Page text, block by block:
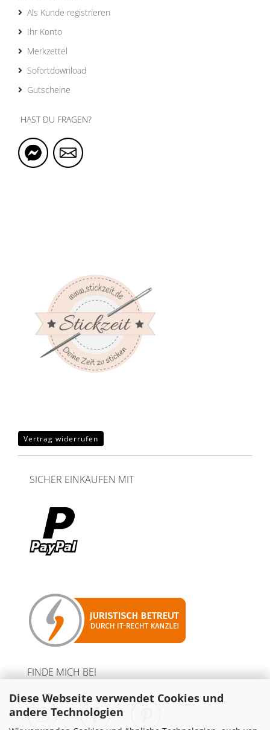
Diese Webseite verwendet Cookies und
andere Technologien
Als Kunde registrieren
Ihr Konto
Merkzettel
Sofortdownload
Gutscheine
HAST DU FRAGEN?
Vertrag widerrufen
SICHER EINKAUFEN MIT
FINDE MICH BEI